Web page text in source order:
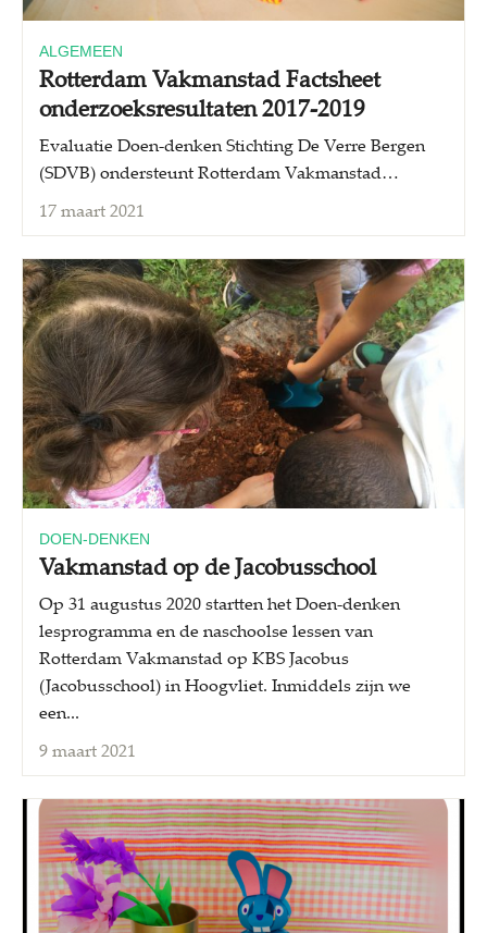
ALGEMEEN
Rotterdam Vakmanstad Factsheet
onderzoeksresultaten 2017-2019
Evaluatie Doen-denken Stichting De Verre Bergen
(SDVB) ondersteunt Rotterdam Vakmanstad…
17 maart 2021
DOEN-DENKEN
Vakmanstad op de Jacobusschool
Op 31 augustus 2020 startten het Doen-denken
lesprogramma en de naschoolse lessen van
Rotterdam Vakmanstad op KBS Jacobus
(Jacobusschool) in Hoogvliet. Inmiddels zijn we
een...
9 maart 2021